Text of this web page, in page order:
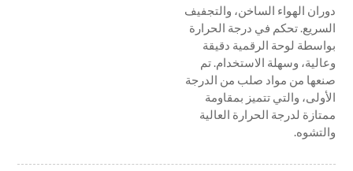
دوران الهواء الساخن، والتجفيف
السريع. تحكم في درجة الحرارة
بواسطة لوحة الرقمية دقيقة
وعالية، وسهلة الاستخدام. تم
صنعها من مواد صلب من الدرجة
الأولى، والتي تتميز بمقاومة
ممتازة لدرجة الحرارة العالية
والتشوه.